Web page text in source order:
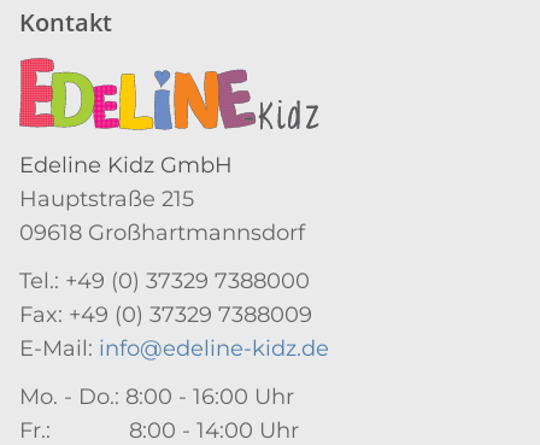
Kontakt
Edeline Kidz GmbH
Hauptstraße 215
09618 Großhartmannsdorf
Tel.: +49 (0) 37329 7388000
Fax: +49 (0) 37329 7388009
E-Mail: info@edeline-kidz.de
Mo. - Do.: 8:00 - 16:00 Uhr
Fr.: 8:00 - 14:00 Uhr